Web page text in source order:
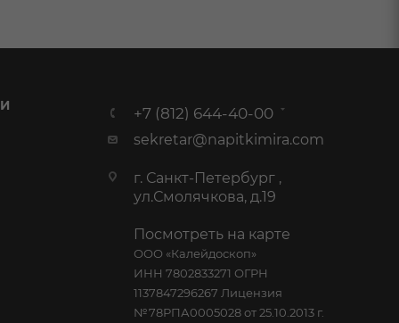
+7 (812) 644-40-00
sekretar@napitkimira.com
г. Санкт-Петербург ,
ул.Смолячкова, д.19
Посмотреть на карте
ООО «Калейдоскоп»
ИНН 7802833271 ОГРН
1137847296267 Лицензия
№78РПА0005028 от 25.10.2013 г.